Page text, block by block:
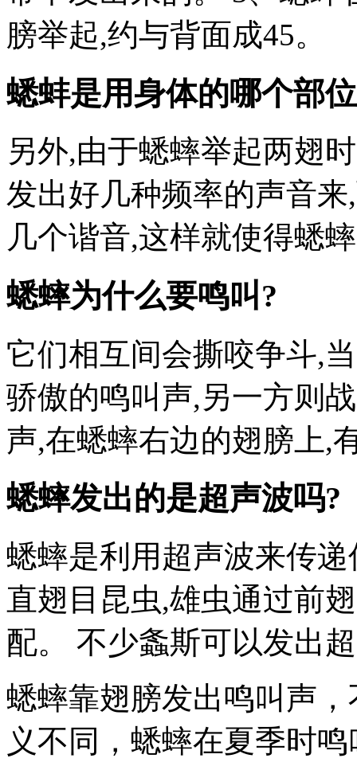
膀举起,约与背面成45。
蟋蚌是用身体的哪个部
另外,由于蟋蟀举起两翅
发出好几种频率的声音
几个谐音,这样就使得蟋
蟋蟀为什么要鸣叫?
它们相互间会撕咬争斗,
骄傲的鸣叫声,另一方则
声,在蟋蟀右边的翅膀上,
蟋蟀发出的是超声波吗?
蟋蟀是利用超声波来传
直翅目昆虫,雄虫通过前
配。 不少螽斯可以发出
蟋蟀靠翅膀发出鸣叫声
义不同，蟋蟀在夏季时